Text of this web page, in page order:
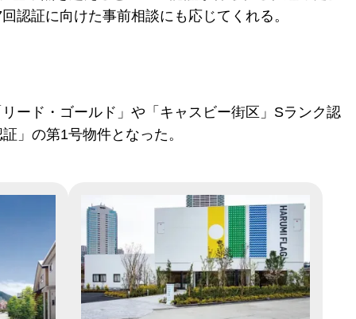
認証に向けた事前相談にも応じてくれる。
ード・ゴールド」や「キャスビー街区」Sランク認
」の第1号物件となった。